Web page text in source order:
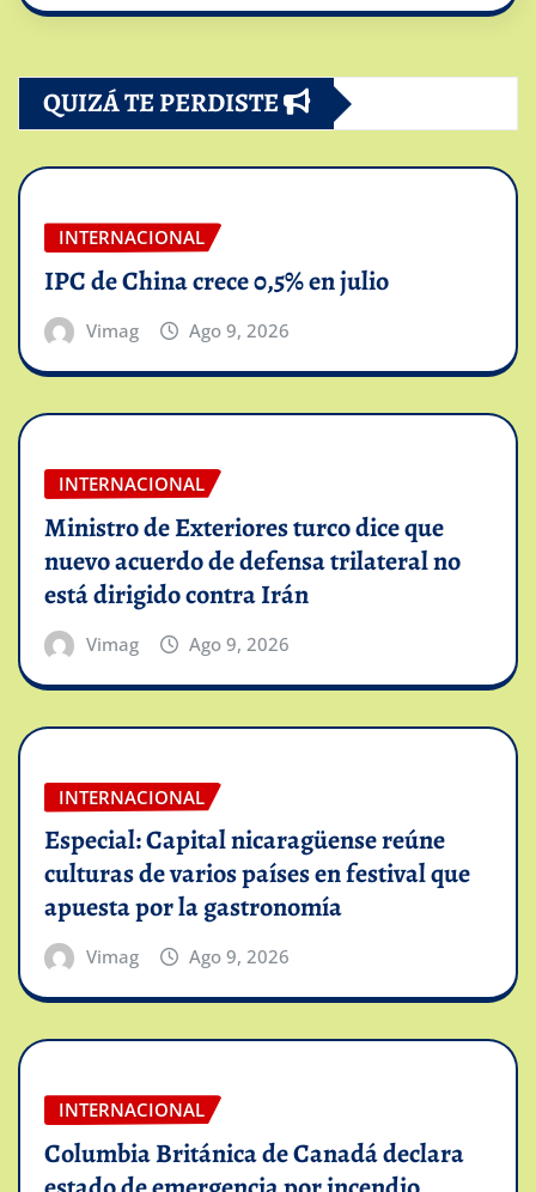
QUIZÁ TE PERDISTE
INTERNACIONAL
IPC de China crece 0,5% en julio
Vimag Ago 9, 2026
INTERNACIONAL
Ministro de Exteriores turco dice que
nuevo acuerdo de defensa trilateral no
está dirigido contra Irán
Vimag Ago 9, 2026
INTERNACIONAL
Especial: Capital nicaragüense reúne
culturas de varios países en festival que
apuesta por la gastronomía
Vimag Ago 9, 2026
INTERNACIONAL
Columbia Británica de Canadá declara